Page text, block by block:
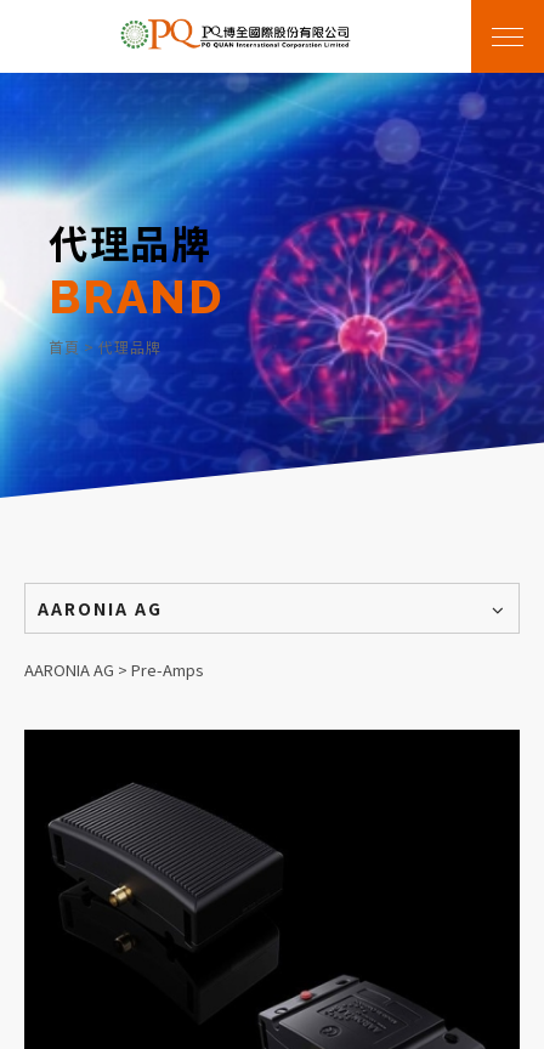
代理品牌
BRAND
首頁 > 代理品牌
AARONIA AG
AARONIA AG > Pre-Amps